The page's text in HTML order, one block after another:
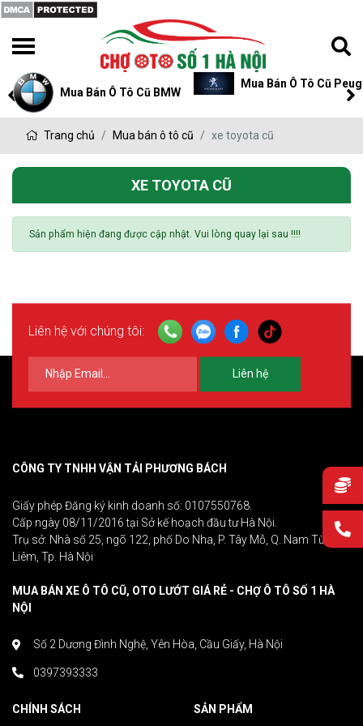
Mua Bán Ô Tô Cũ BMW
Mua Bán Ô Tô Cũ
Trang chủ Mua bán ô tô cũ xe toyota cũ
XE TOYOTA CŨ
Sản phẩm hiện đang được cập nhật. Vui lòng quay lại sau !!!!
Liên hệ với chúng tôi:
Liên hệ
CÔNG TY TNHH VẬN TẢI PHƯƠNG BÁCH
Giấy phép Đăng ký kinh doanh số: 0107550768.
Cấp ngày 08/11/2016 tại Sở kế hoạch đầu tư Hà Nội.
Trụ sở: Nhà số 25, ngõ 122, phố Do Nha, P. Tây Mỗ, Q. Nam Từ
Liêm, Tp. Hà Nội
MUA BÁN XE Ô TÔ CŨ, OTO LƯỚT GIÁ RẺ - CHỢ Ô TÔ SỐ 1 HÀ
NỘI
Số 2 Dương Đình Nghệ, Yên Hòa, Cầu Giấy, Hà Nội
0397393333
CHÍNH SÁCH SẢN PHẨM